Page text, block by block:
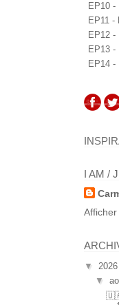
EP10 -
EP11 -
EP12 -
EP13 -
EP14 -
I AM /
▼ 2026
▼
🇺🇦